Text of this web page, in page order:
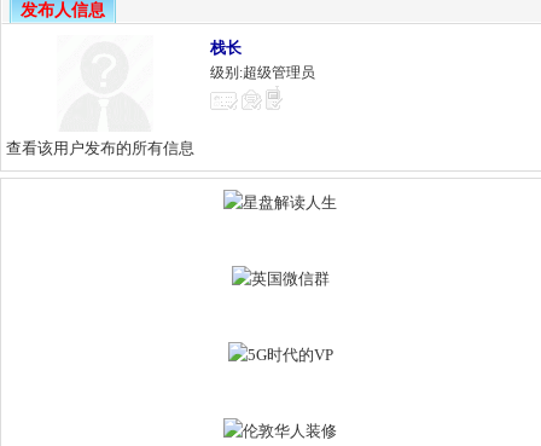
发布人信息
栈长
级别:超级管理员
查看该用户发布的所有信息